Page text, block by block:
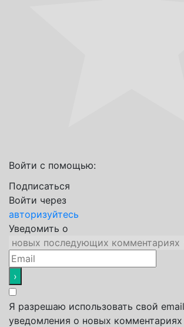
Войти с помощью:
Подписаться
Войти через
авторизуйтесь
Уведомить о
Я разрешаю использовать свой
уведомления о новых